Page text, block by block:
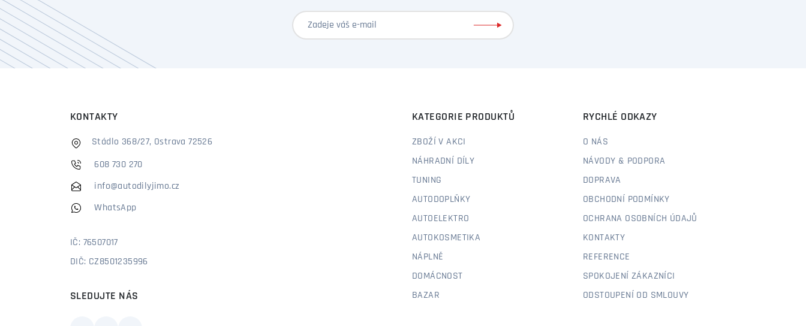
KONTAKTY
Stádlo 368/27, Ostrava 72526
608 730 270
info@autodilyjimo.cz
WhatsApp
IČ: 76507017
DIČ: CZ8501235996
SLEDUJTE NÁS
KATEGORIE PRODUKTŮ
ZBOŽÍ V AKCI
NÁHRADNÍ DÍLY
TUNING
AUTODOPLŇKY
AUTOELEKTRO
AUTOKOSMETIKA
NÁPLNĚ
DOMÁCNOST
BAZAR
RYCHLÉ ODKAZY
O NÁS
NÁVODY & PODPORA
DOPRAVA
OBCHODNÍ PODMÍNKY
OCHRANA OSOBNÍCH ÚDAJŮ
KONTAKTY
REFERENCE
SPOKOJENÍ ZÁKAZNÍCI
ODSTOUPENÍ OD SMLOUVY